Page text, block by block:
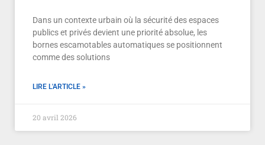
Dans un contexte urbain où la sécurité des espaces
publics et privés devient une priorité absolue, les
bornes escamotables automatiques se positionnent
comme des solutions
LIRE L'ARTICLE »
20 avril 2026